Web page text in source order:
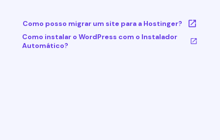
Como posso migrar um site para a Hostinger?
Como instalar o WordPress com o Instalador
Automático?